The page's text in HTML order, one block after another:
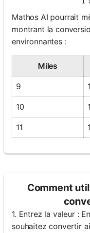
le
votre
Mathos AI pourrait
montrant la
environnantes :
Miles
9
10
11
Comment
1. Entrez la valeur :
souhaitez convertir